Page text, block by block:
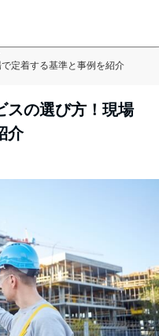
定着する基準と事例を紹介
スの選び方！現場
介